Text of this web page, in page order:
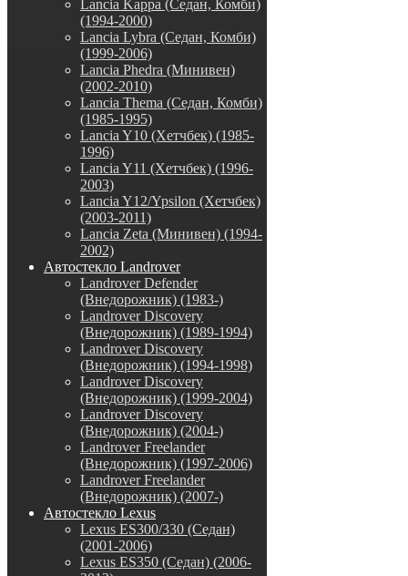
Lancia Kappa (Седан, Комби)
(1994-2000)
Lancia Lybra (Седан, Комби)
(1999-2006)
Lancia Phedra (Минивен)
(2002-2010)
Lancia Thema (Седан, Комби)
(1985-1995)
Lancia Y10 (Хетчбек) (1985-
1996)
Lancia Y11 (Хетчбек) (1996-
2003)
Lancia Y12/Ypsilon (Хетчбек)
(2003-2011)
Lancia Zeta (Минивен) (1994-
2002)
Автостекло Landrover
Landrover Defender
(Внедорожник) (1983-)
Landrover Discovery
(Внедорожник) (1989-1994)
Landrover Discovery
(Внедорожник) (1994-1998)
Landrover Discovery
(Внедорожник) (1999-2004)
Landrover Discovery
(Внедорожник) (2004-)
Landrover Freelander
(Внедорожник) (1997-2006)
Landrover Freelander
(Внедорожник) (2007-)
Автостекло Lexus
Lexus ES300/330 (Седан)
(2001-2006)
Lexus ES350 (Седан) (2006-